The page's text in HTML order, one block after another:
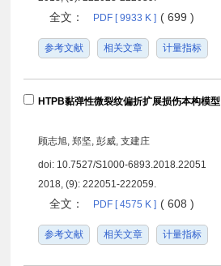
全文： PDF [ 9933 K ] ( 699 )
参考文献 相关文章 计量指标
HTPB黏弹性微裂纹偏折扩展损伤本构模型
顾志旭, 郑坚, 彭威, 支建庄
doi: 10.7527/S1000-6893.2018.22051
2018, (9): 222051-222059.
全文： PDF [ 4575 K ] ( 608 )
参考文献 相关文章 计量指标